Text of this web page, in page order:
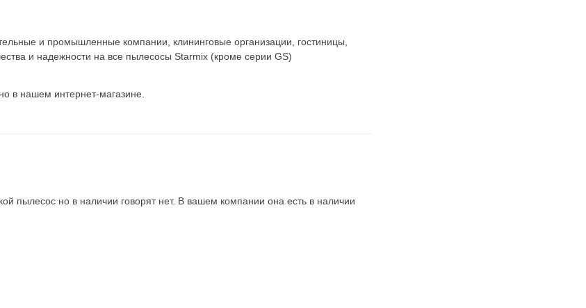
и промышленные компании, клининговые организации, гостиницы,
и надежности на все пылесосы Starmix (кроме серии GS)
в нашем интернет-магазине.
пылесос но в наличии говорят нет. В вашем компании она есть в наличии